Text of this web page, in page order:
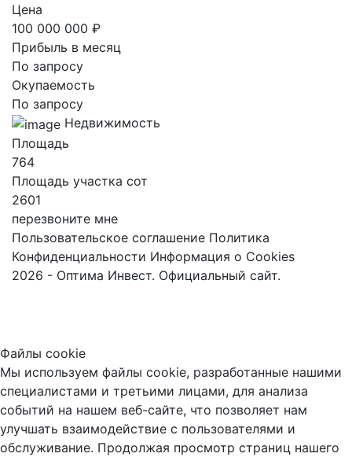
Цена
100 000 000 ₽
Прибыль в месяц
По запросу
Окупаемость
По запросу
Недвижимость
Площадь
764
Площадь участка сот
2601
перезвоните мне
Пользовательское соглашение Политика
Конфиденциальности Информация о Cookies
2026 - Оптима Инвест. Официальный сайт.
Файлы cookie
Мы используем файлы cookie, разработанные нашими
специалистами и третьими лицами, для анализа
событий на нашем веб-сайте, что позволяет нам
улучшать взаимодействие с пользователями и
обслуживание. Продолжая просмотр страниц нашего